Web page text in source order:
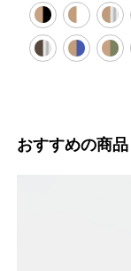
おすすめの商品